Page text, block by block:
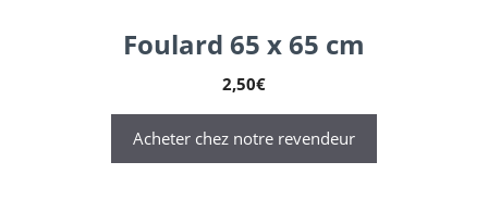
Foulard 65 x 65 cm
2,50€
Acheter chez notre revendeur